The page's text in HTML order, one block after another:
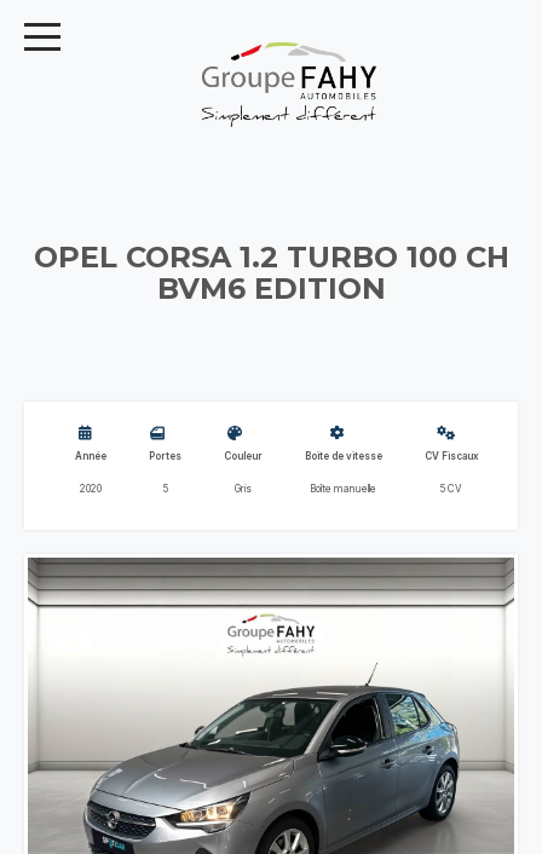
OPEL CORSA 1.2 TURBO 100 CH
BVM6 EDITION
Année
2020
Portes
5
Couleur
Gris
Boite de vitesse
Boîte manuelle
CV Fiscaux
5 CV